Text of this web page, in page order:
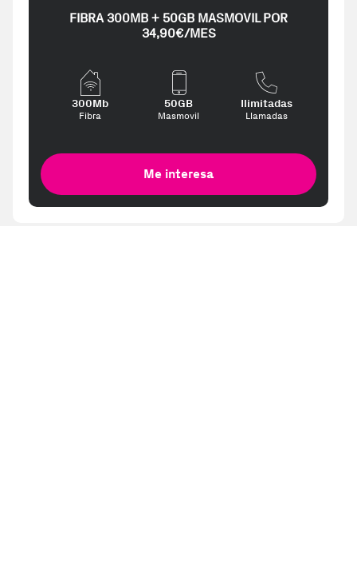
FIBRA 300MB + 50GB MASMOVIL POR
34,90€/MES
300Mb
Fibra
50GB
Masmovil
Ilimitadas
Llamadas
Me interesa